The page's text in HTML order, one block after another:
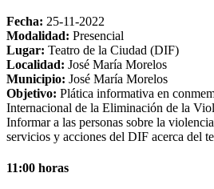
Fecha: 25-11-2022
Modalidad: Presencial
Lugar: Teatro de la Ciudad (DIF)
Localidad: José María Morelos
Municipio: José María Morelos
Objetivo: Plática informativa en
Internacional de la Eliminación de la
Informar a las personas sobre la
servicios y acciones del DIF acerca del
11:00 horas